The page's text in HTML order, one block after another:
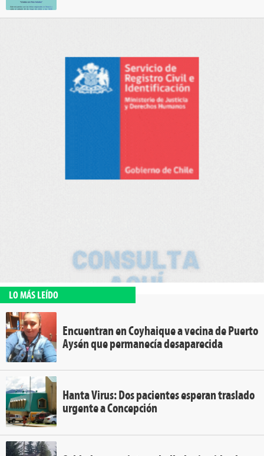
LO MÁS LEÍDO
Encuentran en Coyhaique a vecina de Puerto
Aysén que permanecía desaparecida
Hanta Virus: Dos pacientes esperan traslado
urgente a Concepción